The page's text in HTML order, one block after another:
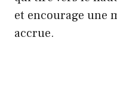
et encourage une
accrue.